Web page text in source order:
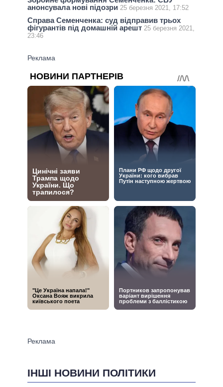
анонсувала нові підозри 25 березня 2021, 17:52
Справа Семенченка: суд відправив трьох
фігурантів під домашній арешт 25 березня 2021,
23:46
ІНШІ НОВИНИ ПОЛІТИКИ